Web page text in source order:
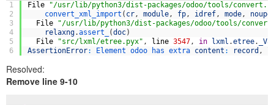
1
2
3
4
5
6
File
"/usr/lib/python3/dist-packages/odoo/tools/
convert_xml_import ( cr, module, fp, idref, mode,
File
"/usr/lib/python3/dist-packages/odoo/tools/
relaxng.assert_ (doc)
File
"src/lxml/etree.pyx" , line 3547, in lxml .etree.
AssertionError: Element odoo has extra content : record ,
Resolved:
Remove line 9-10